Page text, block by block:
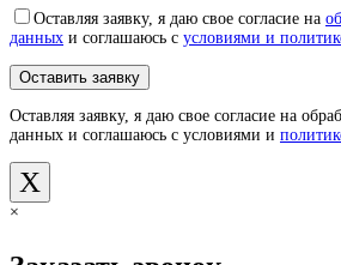
Оставляя заявку, я даю свое согласие на
данных и соглашаюсь с условиями и
Оставляя заявку, я даю свое согласие на
данных и соглашаюсь с условиями и
X
×